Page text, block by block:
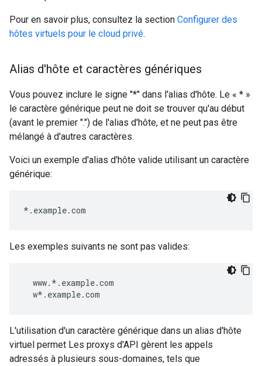
Pour en savoir plus, consultez la section Configurer des
hôtes virtuels pour le cloud privé.
Alias d'hôte et caractères génériques
Vous pouvez inclure le signe "*" dans l'alias d'hôte. Le « * »
le caractère générique peut ne doit se trouver qu'au début
(avant le premier ".") de l'alias d'hôte, et ne peut pas être
mélangé à d'autres caractères.
Voici un exemple d'alias d'hôte valide utilisant un caractère
générique:
*.example.com
Les exemples suivants ne sont pas valides:
  www.*.example.com
  w*.example.com
L'utilisation d'un caractère générique dans un alias d'hôte
virtuel permet Les proxys d'API gèrent les appels
adressés à plusieurs sous-domaines, tels que